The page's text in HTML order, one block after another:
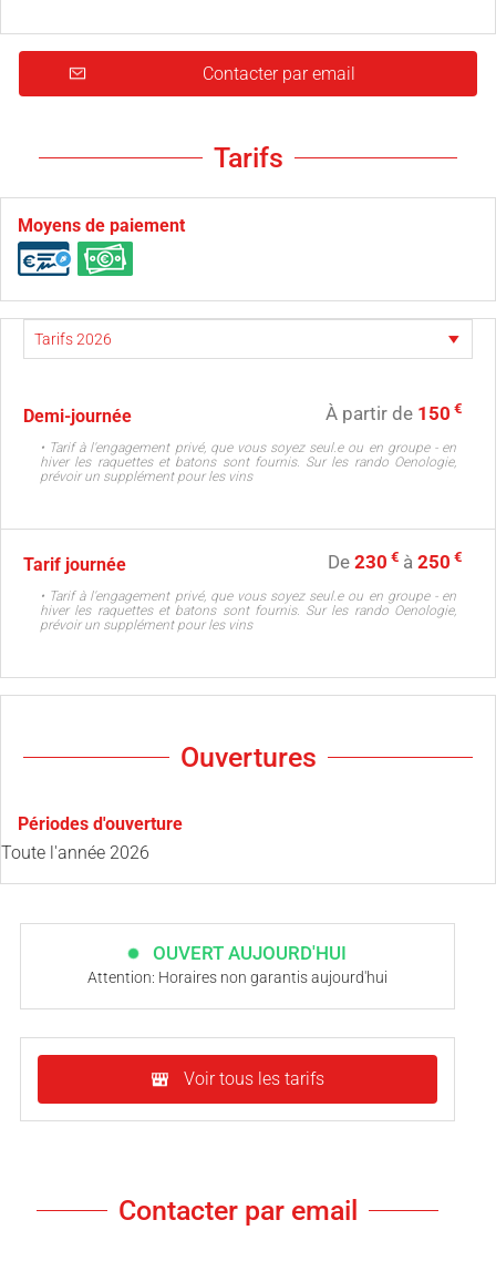
Contacter par email
Tarifs
Moyens de paiement
Demi-journée À partir de 150 €
• Tarif à l'engagement privé, que vous soyez seul.e ou en groupe - en
hiver les raquettes et batons sont fournis. Sur les rando Oenologie,
prévoir un supplément pour les vins
Tarif journée De 230 € à 250 €
• Tarif à l'engagement privé, que vous soyez seul.e ou en groupe - en
hiver les raquettes et batons sont fournis. Sur les rando Oenologie,
prévoir un supplément pour les vins
Ouvertures
Périodes d'ouverture
Toute l'année 2026
OUVERT AUJOURD'HUI
Attention: Horaires non garantis aujourd'hui
Voir tous les tarifs
Contacter par email